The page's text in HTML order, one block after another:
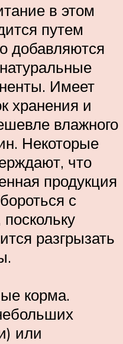
в этом
путем
добавляются
Имеет
хранения и
влажного
Некоторые
что
продукция
с
разгрызать
корма.
или